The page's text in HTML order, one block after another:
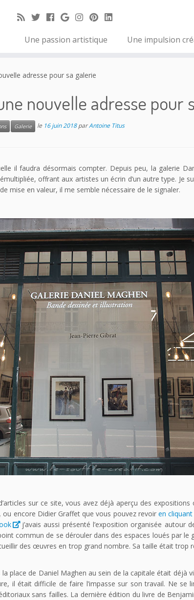
Une passion artistique Une impulsion
adresse pour sa galerie
nouvelle adresse pour
Galerie le 16 juin 2018 parAntoine Titus
il faudra désormais compter. Depuis peu, la galerie
offrant aux artistes un écrin d’un autre type. Je
mise en valeur, il me semble nécessaire de le signaler.
sur ce site, vous avez déjà aperçu des
, ou encore Didier Graffet que vous pouvez revoiren cliquant
j’avais aussi présenté l’exposition organisée autour
commun de se dérouler dans des espaces loués par le
des œuvres en trop grand nombre. Sa taille était trop
place de Daniel Maghen au sein de la capitale était déjà
il était difficile de faire l’impasse sur son travail. Ne se
sans failles. La dernière édition du livre de